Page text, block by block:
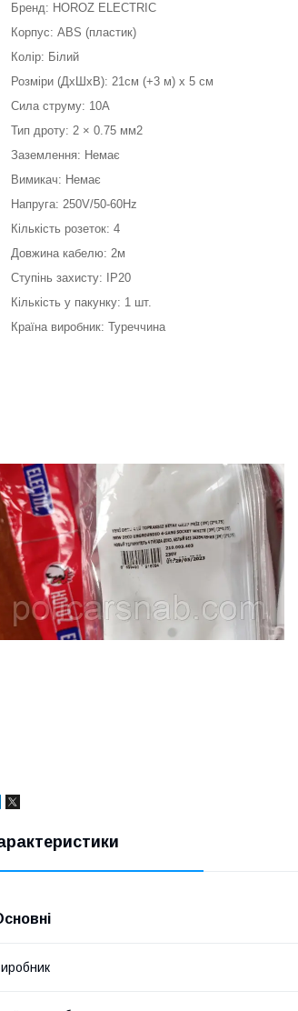
Бренд: HOROZ ELECTRIC
Корпус: ABS (пластик)
Колір: Білий
Розміри (ДхШхВ): 21см (+3 м) х 5 см
Сила струму: 10A
Тип дроту: 2 × 0.75 мм2
Заземлення: Немає
Вимикач: Немає
Напруга: 250V/50-60Hz
Кількість розеток: 4
Довжина кабелю: 2м
Ступінь захисту: IP20
Кількість у пакунку: 1 шт.
Країна виробник: Туреччина